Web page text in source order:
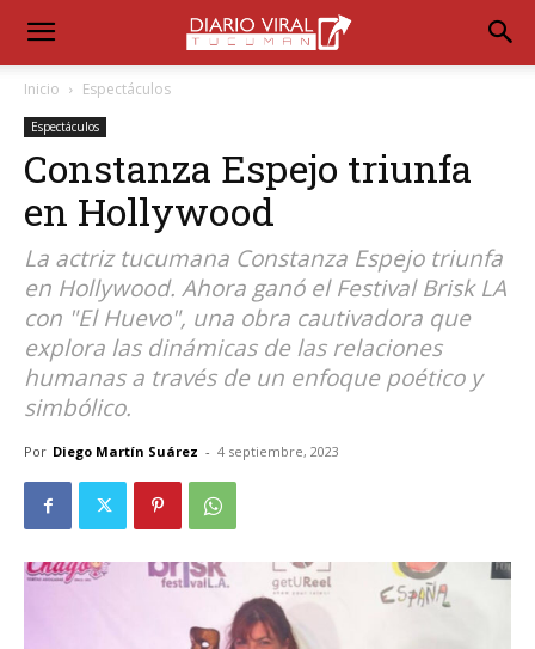
Inicio Espectáculos
Espectáculos
Constanza Espejo triunfa
en Hollywood
La actriz tucumana Constanza Espejo triunfa
en Hollywood. Ahora ganó el Festival Brisk LA
con "El Huevo", una obra cautivadora que
explora las dinámicas de las relaciones
humanas a través de un enfoque poético y
simbólico.
Por Diego Martín Suárez - 4 septiembre, 2023